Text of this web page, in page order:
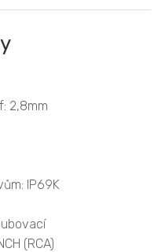
2,8mm
IP69K
(RCA)